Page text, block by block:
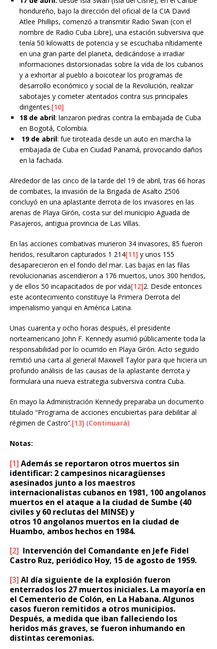
hondureño, bajo la dirección del oficial de la CIA David
Atlee Phillips, comenzó a transmitir Radio Swan (con el
nombre de Radio Cuba Libre), una estación subversiva que
tenía 50 kilowatts de potencia y se escuchaba nítidamente
en una gran parte del planeta, dedicándose a irradiar
informaciones distorsionadas sobre la vida de los cubanos
y a exhortar al pueblo a boicotear los programas de
desarrollo económico y social de la Revolución, realizar
sabotajes y cometer atentados contra sus principales
dirigentes.[10]
18 de abril: lanzaron piedras contra la embajada de Cuba
en Bogotá, Colombia.
19 de abril: fue tiroteada desde un auto en marcha la
embajada de Cuba en Ciudad Panamá, provocando daños
en la fachada.
Alrededor de las cinco de la tarde del 19 de abril, tras 66 horas
de combates, la invasión de la Brigada de Asalto 2506
concluyó en una aplastante derrota de los invasores en las
arenas de Playa Girón, costa sur del municipio Aguada de
Pasajeros, antigua provincia de Las Villas.
En las acciones combativas murieron 34 invasores, 85 fueron
heridos, resultaron capturados 1 214[11] y unos 155
desaparecieron en el fondo del mar. Las bajas en las filas
revolucionarias ascendieron a 176 muertos, unos 300 heridos,
y de ellos 50 incapacitados de por vida[12]2. Desde entonces
este acontecimiento constituye la Primera Derrota del
imperialismo yanqui en América Latina.
Unas cuarenta y ocho horas después, el presidente
norteamericano John F. Kennedy asumió públicamente toda la
responsabilidad por lo ocurrido en Playa Girón. Acto seguido
remitió una carta al general Maxwell Taylor para que hiciera un
profundo análisis de las causas de la aplastante derrota y
formulara una nueva estrategia subversiva contra Cuba.
En mayo la Administración Kennedy preparaba un documento
titulado “Programa de acciones encubiertas para debilitar al
régimen de Castro”.[13] (Continuará)
Notas:
[1] Además se reportaron otros muertos sin
identificar: 2 campesinos nicaragüenses
asesinados junto a los maestros
internacionalistas cubanos en 1981, 100 angolanos
muertos en el ataque a la ciudad de Sumbe (40
civiles y 60 reclutas del MINSE) y
otros 10 angolanos muertos en la ciudad de
Huambo, ambos hechos en 1984.
[2] Intervención del Comandante en Jefe Fidel
Castro Ruz, periódico Hoy, 15 de agosto de 1959.
[3] Al día siguiente de la explosión fueron
enterrados los 27 muertos iniciales. La mayoría en
el Cementerio de Colón, en La Habana. Algunos
casos fueron remitidos a otros municipios.
Después, a medida que iban falleciendo los
heridos más graves, se fueron inhumando en
distintas ceremonias.